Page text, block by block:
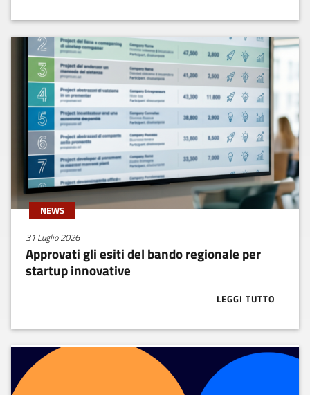
NEWS
31 Luglio 2026
Approvati gli esiti del bando regionale per
startup innovative
LEGGI TUTTO
ABOUT